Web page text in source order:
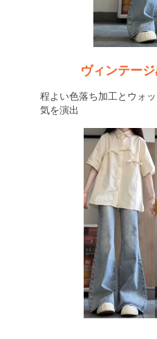
ヴィンテー
程よい色落ち加工とウォ
気を演出